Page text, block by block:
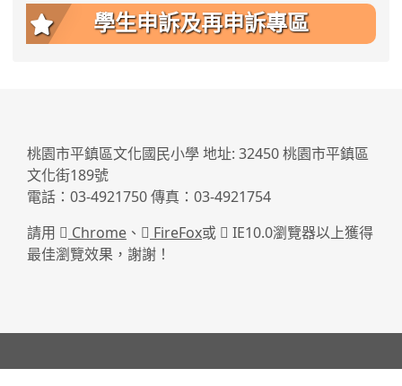
學生申訴及再申訴專區
桃園市平鎮區文化國民小學 地址: 32450 桃園市平鎮區
文化街189號
電話：03-4921750 傳真：03-4921754
請用
Chrome 、 FireFox或
IE10.0瀏覽器以上獲得
最佳瀏覽效果，謝謝！